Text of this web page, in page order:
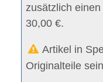
zusätzlich
30,00 €.
Artikel in
Originalteile